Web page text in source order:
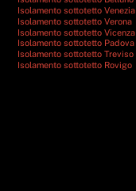
Isolamento sottotetto Venezia
Isolamento sottotetto Verona
Isolamento sottotetto Vicenza
Isolamento sottotetto Padova
Isolamento sottotetto Treviso
Isolamento sottotetto Rovigo